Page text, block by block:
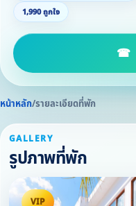
1,990 ถูกใจ
หน้าหลัก/รายละเอียดที่พัก
GALLERY
รูปภาพที่พัก
VIP